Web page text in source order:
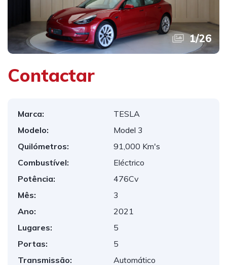
1/26
Contactar
Marca:
TESLA
Modelo:
Model 3
Quilómetros:
91,000 Km's
Combustível:
Eléctrico
Potência:
476Cv
Mês:
3
Ano:
2021
Lugares:
5
Portas:
5
Transmissão:
Automático